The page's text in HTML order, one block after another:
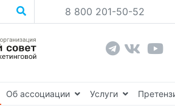
8 800 201-50-52
Об ассоциации Услуги